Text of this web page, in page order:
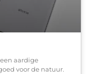
aardige
voor de natuur.